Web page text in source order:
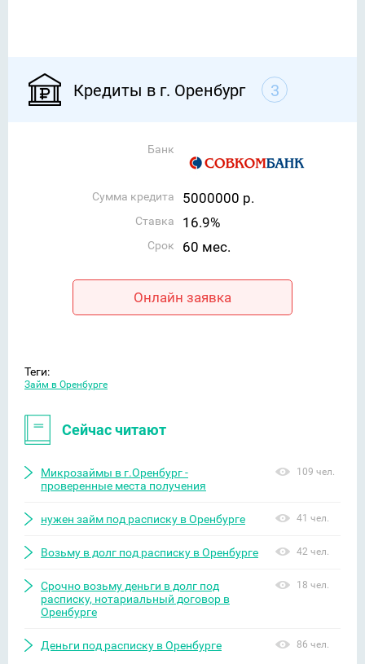
Кредиты в г. Оренбург 3
Банк
Сумма кредита 5000000 р.
Ставка 16.9%
Срок 60 мес.
Онлайн заявка
Теги:
Займ в Оренбурге
Сейчас читают
Микрозаймы в г.Оренбург -
проверенные места получения
109 чел.
нужен займ под расписку в Оренбурге 41 чел.
Возьму в долг под расписку в Оренбурге 42 чел.
Срочно возьму деньги в долг под
расписку, нотариальный договор в
Оренбурге
18 чел.
Деньги под расписку в Оренбурге 86 чел.